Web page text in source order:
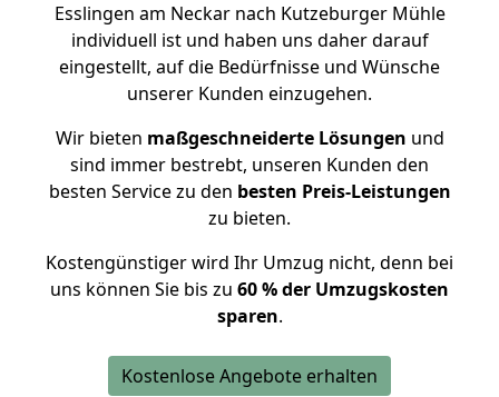
Esslingen am Neckar nach Kutzeburger Mühle
individuell ist und haben uns daher darauf
eingestellt, auf die Bedürfnisse und Wünsche
unserer Kunden einzugehen.
Wir bieten maßgeschneiderte Lösungen und
sind immer bestrebt, unseren Kunden den
besten Service zu den besten Preis-Leistungen
zu bieten.
Kostengünstiger wird Ihr Umzug nicht, denn bei
uns können Sie bis zu 60 % der Umzugskosten
sparen.
Kostenlose Angebote erhalten